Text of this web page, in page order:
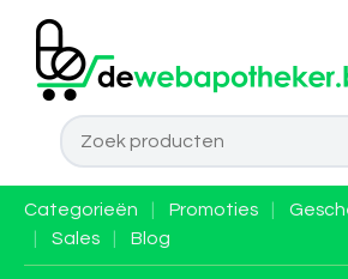
Categorieën Promoties
Sales Blog